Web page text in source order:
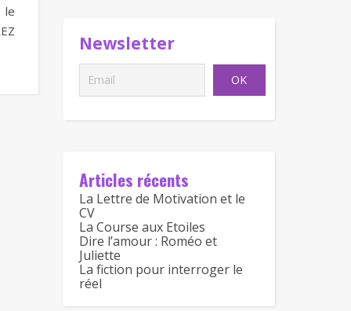
le
Newsletter
Articles récents
La Lettre de Motivation et le
CV
La Course aux Etoiles
Dire l’amour : Roméo et
Juliette
La fiction pour interroger le
réel